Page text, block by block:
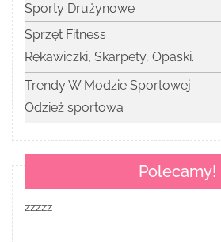
Sporty Drużynowe
Sprzęt Fitness
Rękawiczki, Skarpety, Opaski.
Trendy W Modzie Sportowej
Odzież sportowa
Polecamy!
zzzzz